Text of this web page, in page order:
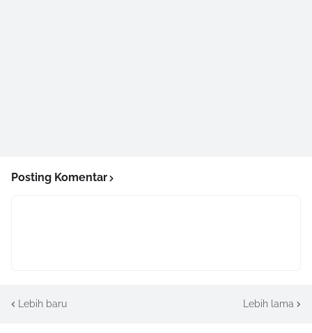
Posting Komentar
Lebih baru Lebih lama